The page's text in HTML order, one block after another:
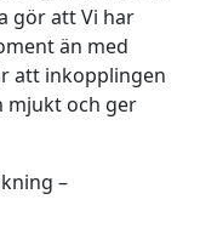
gör att Vi har
än med
att inkopplingen
mjukt och ger
–